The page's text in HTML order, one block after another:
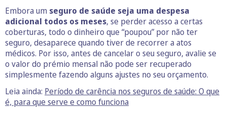
Embora um seguro de saúde seja uma despesa
adicional todos os meses, se perder acesso a certas
coberturas, todo o dinheiro que “poupou” por não ter
seguro, desaparece quando tiver de recorrer a atos
médicos. Por isso, antes de cancelar o seu seguro, avalie se
o valor do prémio mensal não pode ser recuperado
simplesmente fazendo alguns ajustes no seu orçamento.
Leia ainda: Período de carência nos seguros de saúde: O que
é, para que serve e como funciona